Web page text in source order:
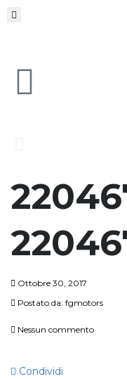
Ottobre 30, 2017
Postato da: fgmotors
Nessun commento
Condividi